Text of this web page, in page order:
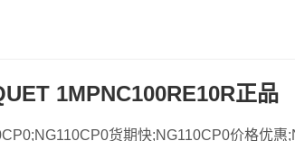
1MPNC100RE10R正品
货期快;NG110CP0价格优